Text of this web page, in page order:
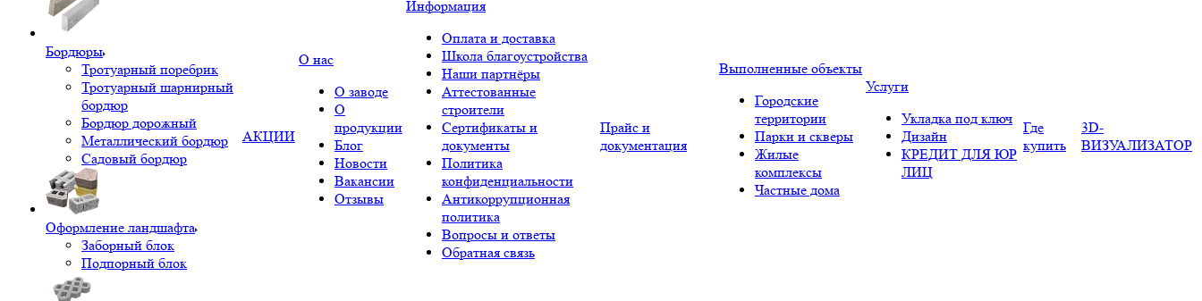
Бордюры
Тротуарный поребрик
Тротуарный шарнирный
бордюр
Бордюр дорожный
Металлический бордюр
Садовый бордюр
Оформление ландшафта
Заборный блок
Подпорный блок
АКЦИИ
О нас
О заводе
О
продукции
Блог
Новости
Вакансии
Отзывы
Информация
Оплата и доставка
Школа благоустройства
Наши партнёры
Аттестованные
строители
Сертификаты и
документы
Политика
конфиденциальности
Антикоррупционная
политика
Вопросы и ответы
Обратная связь
Прайс и
документация
Выполненные объекты
Городские
территории
Парки и скверы
Жилые
комплексы
Частные дома
Услуги
Укладка под ключ
Дизайн
КРЕДИТ ДЛЯ ЮР
ЛИЦ
Где
купить
3D-
ВИЗУАЛИЗАТОР